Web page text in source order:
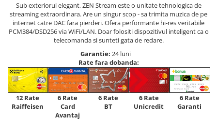
Sub exteriorul elegant, ZEN Stream este o unitate tehnologica de
streaming extraordinara. Are un singur scop - sa trimita muzica de pe
internet catre DAC fara pierderi. Ofera performante hi-res veritabile
PCM384/DSD256 via WiFi/LAN. Doar folositi dispozitivul inteligent ca o
telecomanda si sunteti gata de redare.
Garantie: 24 luni
Rate fara dobanda:
12 Rate
Raiffeisen
6 Rate
Card
Avantaj
6 Rate
BT
6 Rate
Unicredit
6 Rate
Garanti